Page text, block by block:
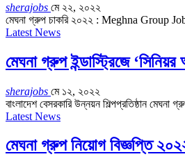
sherajobs মে ২২, ২০২২
মেঘনা গ্রুপ চাকরি ২০২২ : Meghna Group Job
Latest News
মেঘনা গ্রুপ ইন্ডাস্ট্রিজে
sherajobs মে ১২, ২০২২
বাংলাদেশ বেসরকারি উন্নয়ন শিল্পপ্রতিষ্ঠান
Latest News
মেঘনা গ্রুপ নিয়োগ বিজ্ঞপ্তি